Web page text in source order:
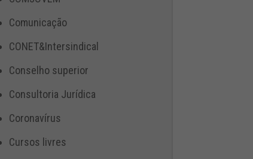
Comunicação
CONET&Intersindical
Conselho superior
Consultoria Jurídica
Coronavírus
Cursos livres